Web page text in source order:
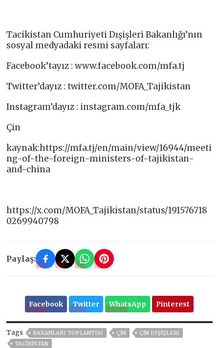
Tacikistan Cumhuriyeti Dışişleri Bakanlığı’nın
sosyal medyadaki resmi sayfaları:
Facebook’tayız : www.facebook.com/mfa.tj​
Twitter’dayız : twitter.com/MOFA_Tajikistan​
Instagram’dayız : instagram.com/mfa_tjk​
Çin
kaynak:https://mfa.tj/en/main/view/16944/meeti
ng-of-the-foreign-ministers-of-tajikistan-
and-china
https://x.com/MOFA_Tajikistan/status/191576718
0269940798
Paylaş:
Facebook Twitter WhatsApp Pinterest
Tags BAKANLARI TOPLANTISI ÇIN
ÇIN DIŞIŞLERI
TACİKİSTAN